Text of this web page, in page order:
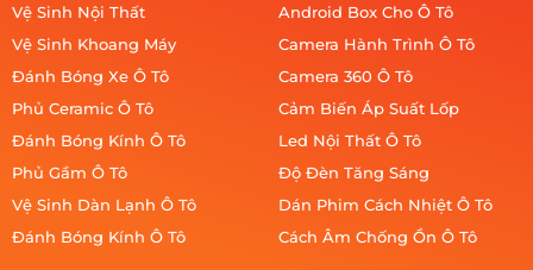
Vệ Sinh Nội Thất
Vệ Sinh Khoang Máy
Đánh Bóng Xe Ô Tô
Phủ Ceramic Ô Tô
Đánh Bóng Kính Ô Tô
Phủ Gầm Ô Tô
Vệ Sinh Dàn Lạnh Ô Tô
Đánh Bóng Kính Ô Tô
Android Box Cho Ô Tô
Camera Hành Trình Ô Tô
Camera 360 Ô Tô
Cảm Biến Áp Suất Lốp
Led Nội Thất Ô Tô
Độ Đèn Tăng Sáng
Dán Phim Cách Nhiệt Ô Tô
Cách Âm Chống Ồn Ô Tô